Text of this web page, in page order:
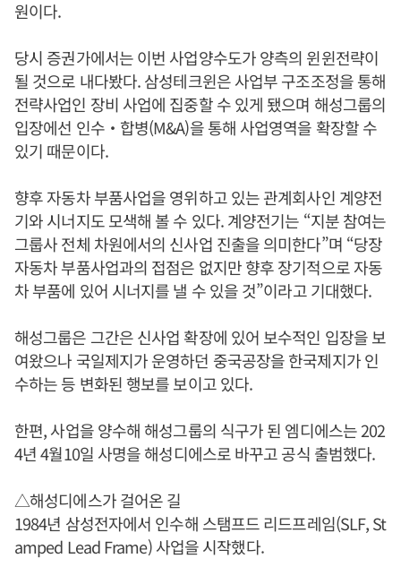
원이다.
당시 증권가에서는 이번 사업양수도가 양측의 윈윈전략이
될 것으로 내다봤다. 삼성테크윈은 사업부 구조조정을 통해
전략사업인 장비 사업에 집중할 수 있게 됐으며 해성그룹의
입장에선 인수‧합병(M&A)을 통해 사업영역을 확장할 수
있기 때문이다.
향후 자동차 부품사업을 영위하고 있는 관계회사인 계양전
기와 시너지도 모색해 볼 수 있다. 계양전기는 “지분 참여는
그룹사 전체 차원에서의 신사업 진출을 의미한다”며 “당장
자동차 부품사업과의 접점은 없지만 향후 장기적으로 자동
차 부품에 있어 시너지를 낼 수 있을 것”이라고 기대했다.
해성그룹은 그간은 신사업 확장에 있어 보수적인 입장을 보
여왔으나 국일제지가 운영하던 중국공장을 한국제지가 인
수하는 등 변화된 행보를 보이고 있다.
한편, 사업을 양수해 해성그룹의 식구가 된 엠디에스는 202
4년 4월10일 사명을 해성디에스로 바꾸고 공식 출범했다.
△해성디에스가 걸어온 길
1984년 삼성전자에서 인수해 스탬프드 리드프레임(SLF, St
amped Lead Frame) 사업을 시작했다.